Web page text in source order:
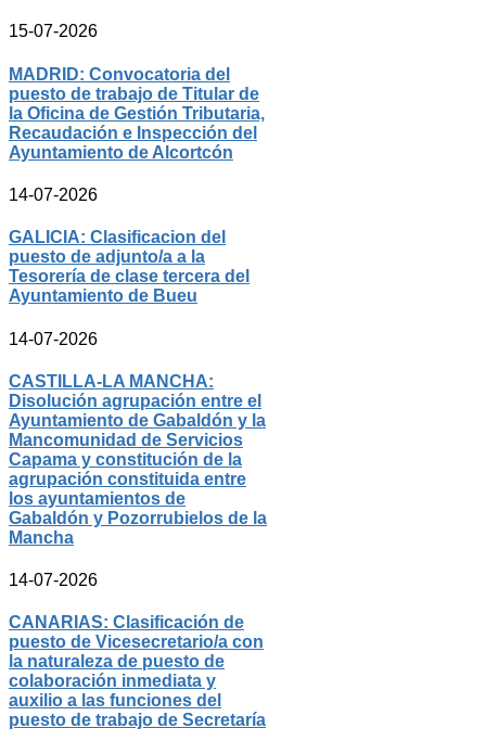
15-07-2026
MADRID: Convocatoria del
puesto de trabajo de Titular de
la Oficina de Gestión Tributaria,
Recaudación e Inspección del
Ayuntamiento de Alcortcón
14-07-2026
GALICIA: Clasificacion del
puesto de adjunto/a a la
Tesorería de clase tercera del
Ayuntamiento de Bueu
14-07-2026
CASTILLA-LA MANCHA:
Disolución agrupación entre el
Ayuntamiento de Gabaldón y la
Mancomunidad de Servicios
Capama y constitución de la
agrupación constituida entre
los ayuntamientos de
Gabaldón y Pozorrubielos de la
Mancha
14-07-2026
CANARIAS: Clasificación de
puesto de Vicesecretario/a con
la naturaleza de puesto de
colaboración inmediata y
auxilio a las funciones del
puesto de trabajo de Secretaría